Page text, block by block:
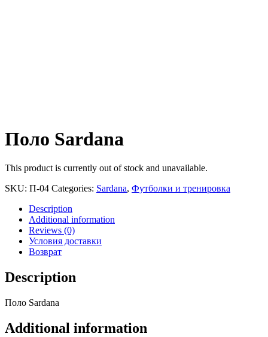
Поло Sardana
This product is currently out of stock and unavailable.
SKU: П-04 Categories: Sardana, Футболки и тренировка
Description
Additional information
Reviews (0)
Условия доставки
Возврат
Description
Поло Sardana
Additional information